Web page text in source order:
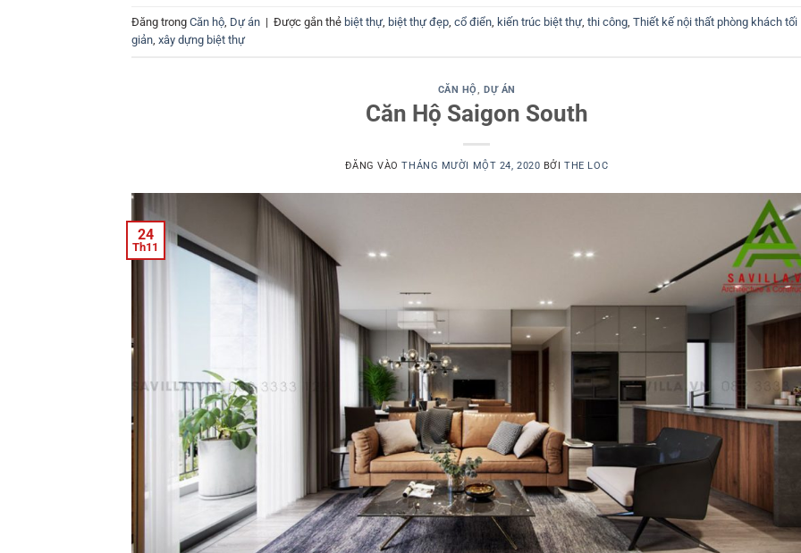
Đăng trong Căn hộ Dự án | Được gắn thẻ biệt thự, biệt thự đẹp cổ điển kiến trúc biệt thự, thi công Thiết kế nội thất phòng khách tối
giản xây dựng biệt thự
CĂN HỘ ,DỰ ÁN
Căn Hộ Saigon South
ĐĂNG VÀOTHÁNG MƯỜI MỘT 24, 2020 BỞITHE LOC
24
Th11